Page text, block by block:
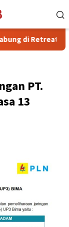
Magelang
PT.
13